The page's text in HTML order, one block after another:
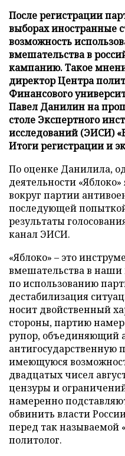
После регистрации
выборах иностранные
возможность
вмешательства в
кампанию. Такое
директор Центра
Финансового
Павел Данилин на
столе Экспертного
исследований (ЭИСИ)
Итоги регистрации и
По оценке Данилила,
деятельности
вокруг партии
последующей
результаты
канал ЭИСИ.
«Яблоко» – это
вмешательства в
по использованию
дестабилизация
носит двойственный
стороны, партию
рупор, объединяющий
антигосударственную
имеющуюся
двадцатых чисел
цензуры и
намеренно
обвинить власти
перед так называемой
политолог.